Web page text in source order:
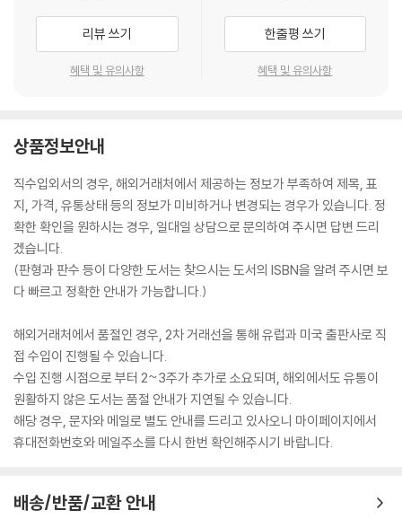
리뷰 쓰기
혜택 및 유의사항
한줄평 쓰기
혜택 및 유의사항
상품정보안내
직수입외서의 경우, 해외거래처에서 제공하는 정보가 부족하여 제목, 표
지, 가격, 유통상태 등의 정보가 미비하거나 변경되는 경우가 있습니다. 정
확한 확인을 원하시는 경우, 일대일 상담으로 문의하여 주시면 답변 드리
겠습니다.
(판형과 판수 등이 다양한 도서는 찾으시는 도서의 ISBN을 알려 주시면 보
다 빠르고 정확한 안내가 가능합니다.)
해외거래처에서 품절인 경우, 2차 거래선을 통해 유럽과 미국 출판사로 직
접 수입이 진행될 수 있습니다.
수입 진행 시점으로 부터 2~3주가 추가로 소요되며, 해외에서도 유통이
원활하지 않은 도서는 품절 안내가 지연될 수 있습니다.
해당 경우, 문자와 메일로 별도 안내를 드리고 있사오니 마이페이지에서
휴대전화번호와 메일주소를 다시 한번 확인해주시기 바랍니다.
배송/반품/교환 안내